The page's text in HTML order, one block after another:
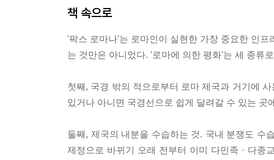
책 속으로
'팍스 로마나'는 로마인이 실현한 가장 중요한 인
는 것만은 아니었다. '로마에 의한 평화'는 세 종류
첫째, 국경 밖의 적으로부터 로마 제국과 거기에
있거나 아니면 국경선으로 쉽게 달려갈 수 있는
둘째, 제국의 내분을 수습하는 것. 국내 분쟁도 수
제정으로 바뀌기 오래 전부터 이미 다민족 · 다종